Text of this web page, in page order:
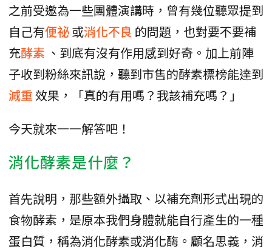
之前受邀為一些團體演講時，曾有幾位聽眾提到
自己有便祕或消化不良 的問題，也對要不要補
充酵素 、到底有沒有作用感到好奇。加上前陣
子收到粉絲來訊說，聽到市售的酵素標榜能達到
減重效果，「真的有用嗎？我該補充嗎？」
今天就來一一解答吧！
消化酵素是什麼？
首先說明，那些額外攝取、以補充劑形式出現的
食物酵素，是原本我們身體就能自行產生的一種
蛋白質，稱為消化酵素或消化酶。顧名思義，消